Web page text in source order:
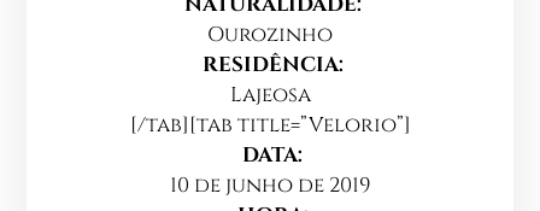
Ourozinho
RESIDÊNCIA:
Lajeosa
[/tab][tab title=”Velorio”]
DATA:
10 de junho de 2019